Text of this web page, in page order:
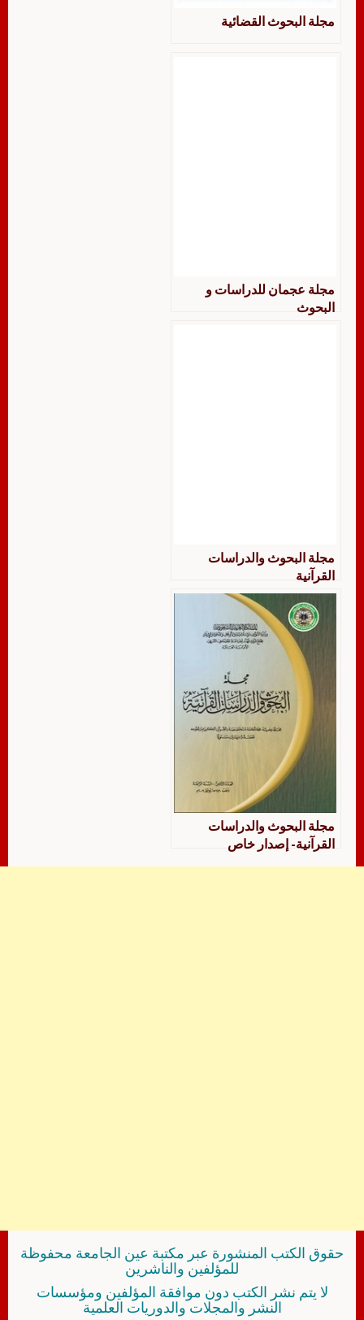
‏‏مجلة البحوث القضائية
مجلة عجمان للدراسات و
البحوث
مجلة البحوث والدراسات
القرآنية
مجلة البحوث والدراسات
القرآنية- إصدار خاص
حقوق الكتب المنشورة عبر مكتبة عين الجامعة محفوظة
للمؤلفين والناشرين
لا يتم نشر الكتب دون موافقة المؤلفين ومؤسسات
النشر والمجلات والدوريات العلمية